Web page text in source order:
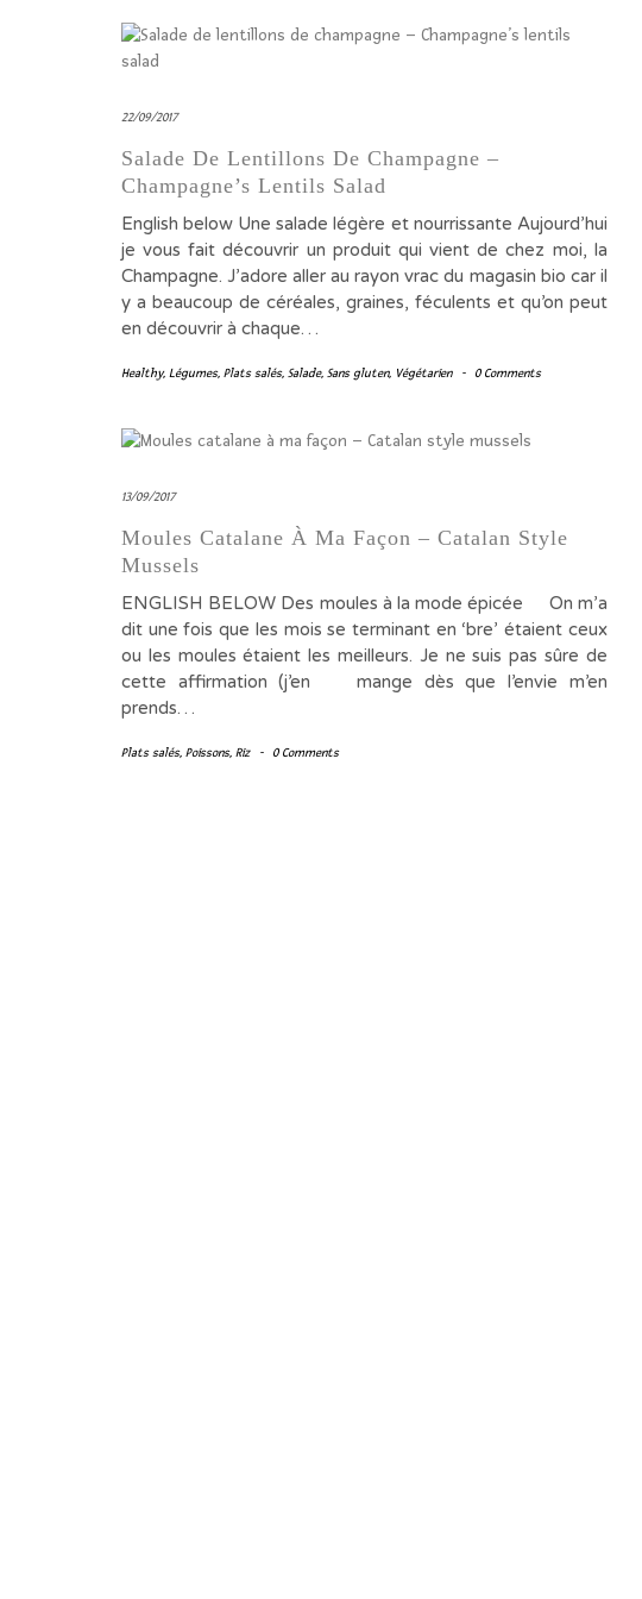
22/09/2017
Salade De Lentillons De Champagne –
Champagne’s Lentils Salad
English below Une salade légère et nourrissante Aujourd’hui
je vous fait découvrir un produit qui vient de chez moi, la
Champagne. J’adore aller au rayon vrac du magasin bio car il
y a beaucoup de céréales, graines, féculents et qu’on peut
en découvrir à chaque…
Healthy, Légumes, Plats salés, Salade, Sans gluten, Végétarien - 0 Comments
13/09/2017
Moules Catalane À Ma Façon – Catalan Style
Mussels
ENGLISH BELOW Des moules à la mode épicée On m’a
dit une fois que les mois se terminant en ‘bre’ étaient ceux
ou les moules étaient les meilleurs. Je ne suis pas sûre de
cette affirmation (j’en mange dès que l’envie m’en
prends…
Plats salés, Poissons, Riz - 0 Comments